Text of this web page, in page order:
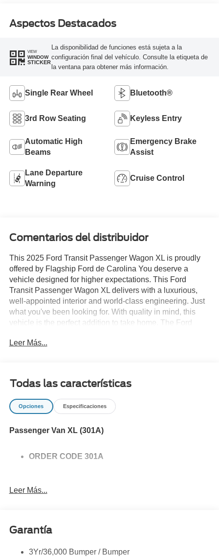
Aspectos Destacados
VIEW
WINDOW
STICKER
La disponibilidad de funciones está sujeta a la
configuración final del vehículo. Consulte la etiqueta de
la ventana para obtener más información.
Single Rear Wheel Bluetooth®
3rd Row Seating Keyless Entry
Automatic High
Beams
Emergency Brake
Assist
Lane Departure
Warning
Cruise Control
Comentarios del distribuidor
This 2025 Ford Transit Passenger Wagon XL is proudly
offered by Flagship Ford de Carolina You deserve a
vehicle designed for higher expectations. This Ford
Transit Passenger Wagon XL delivers with a luxurious,
well-appointed interior and world-class engineering. Just
what you've been looking for. With quality in mind, this
vehicle is the perfect addition to take home. The Ford
everything you have always wanted in a car -- Quality,
Leer Más...
Todas las características
Opciones Especificaciones
Passenger Van XL (301A)
ORDER CODE 301A
Leer Más...
Garantía
3Yr/36,000 Bumper / Bumper